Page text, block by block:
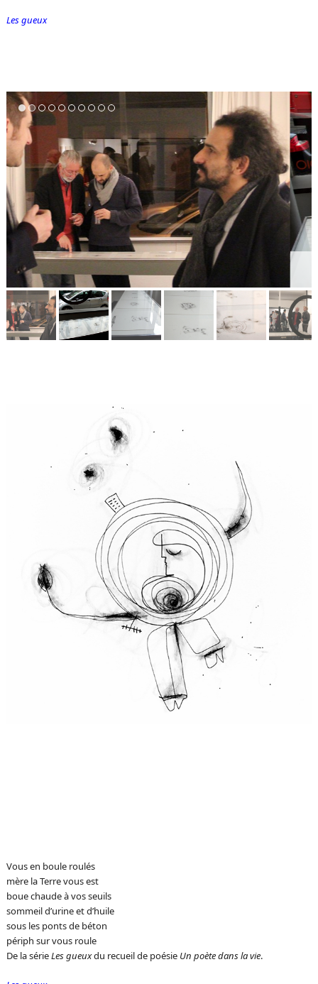
Les gueux
Série « Les gueux » du recueil « Un poète dans la vie »
Vous en boule roulés
mère la Terre vous est
boue chaude à vos seuils
sommeil d’urine et d’huile
sous les ponts de béton
périph sur vous roule
De la sérieLes gueuxdu recueil de poésie Un poète dans la vie.